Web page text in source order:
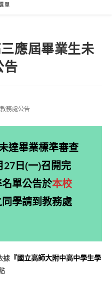
單
應屆畢業生未
告
教務處公告
達畢業標準審查
日(一)召開完
單公告於本校
學請到教務處
據 『國立高師大附中高中學生學